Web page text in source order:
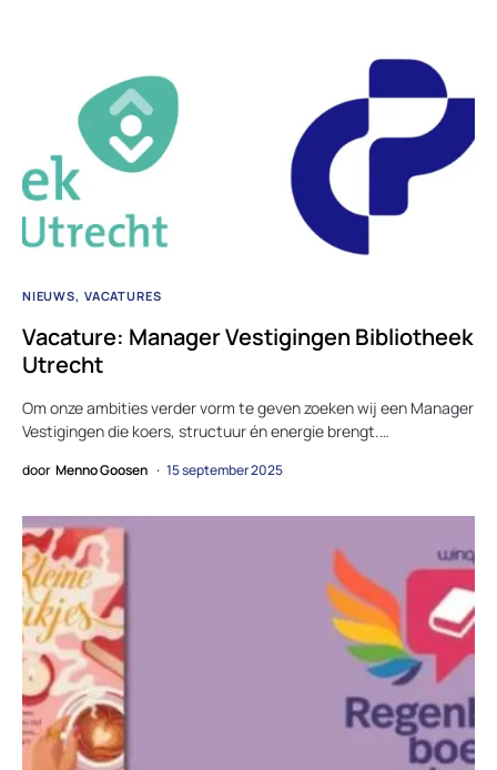
NIEUWS VACATURES
Vacature: Manager Vestigingen Bibliotheek
Utrecht
Om onze ambities verder vorm te geven zoeken wij een Manager
Vestigingen die koers, structuur én energie brengt.…
door Menno Goosen 15 september 2025